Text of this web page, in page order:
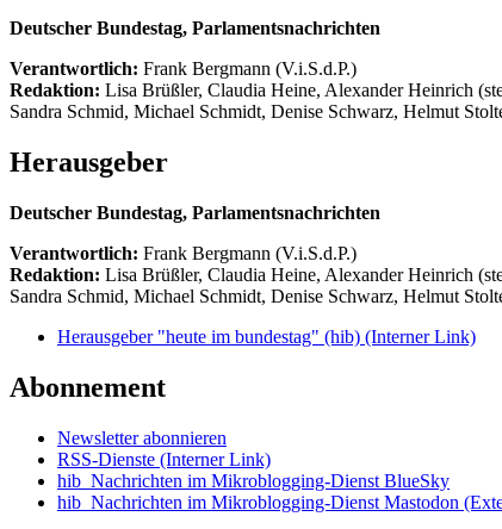
Deutscher Bundestag, Parlamentsnachrichten
Verantwortlich: Frank Bergmann (V.i.S.d.P.)
Redaktion: Lisa Brüßler, Claudia Heine, Alexander Heinrich
Sandra Schmid, Michael Schmidt, Denise Schwarz, Helmut
Herausgeber
Deutscher Bundestag, Parlamentsnachrichten
Verantwortlich: Frank Bergmann (V.i.S.d.P.)
Redaktion: Lisa Brüßler, Claudia Heine, Alexander Heinrich
Sandra Schmid, Michael Schmidt, Denise Schwarz, Helmut
Herausgeber "heute im bundestag" (hib) (Interner Link)
Abonnement
Newsletter abonnieren
RSS-Dienste (Interner Link)
hib_Nachrichten im Mikroblogging-Dienst BlueSky
hib_Nachrichten im Mikroblogging-Dienst Mastodon